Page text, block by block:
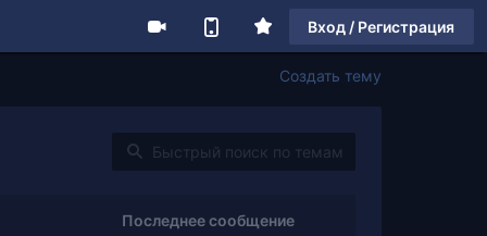
Вход / Регистрация
Создать тему
Последнее сообщение